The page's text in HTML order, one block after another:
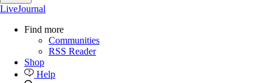
LiveJournal
Find more
Communities
RSS Reader
Shop
Help